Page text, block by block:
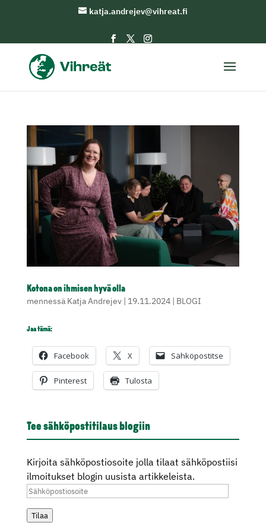
katja.andrejev@vihreat.fi
Kotona on ihmisen hyvä olla
mennessä Katja Andrejev| 19.11.2024| BLOGI
Jaa tämä:
Facebook X Sähköpostitse
Pinterest Tulosta
Tee sähköpostitilaus blogiin
Kirjoita sähköpostiosoite jolla tilaat sähköpostiisi
ilmoitukset blogin uusista artikkeleista.
Sähköpostiosoite
Tilaa